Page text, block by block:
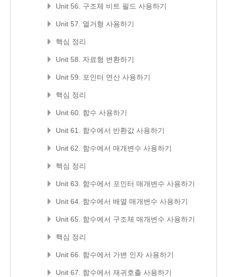
Unit 56. 구조체 비트 필드 사용하기
Unit 57. 열거형 사용하기
핵심 정리
Unit 58. 자료형 변환하기
Unit 59. 포인터 연산 사용하기
핵심 정리
Unit 60. 함수 사용하기
Unit 61. 함수에서 반환값 사용하기
Unit 62. 함수에서 매개변수 사용하기
핵심 정리
Unit 63. 함수에서 포인터 매개변수 사용하기
Unit 64. 함수에서 배열 매개변수 사용하기
Unit 65. 함수에서 구조체 매개변수 사용하기
핵심 정리
Unit 66. 함수에서 가변 인자 사용하기
Unit 67. 함수에서 재귀호출 사용하기